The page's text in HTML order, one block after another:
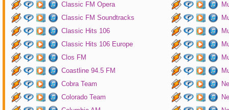
Classic FM Opera
Classic FM Soundtracks
Classic Hits 106
Classic Hits 106 Europe
Clos FM
Coastline 94.5 FM
Cobra Team
Colorado Team